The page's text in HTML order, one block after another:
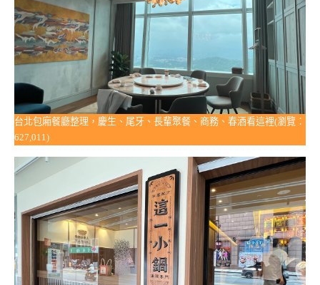
台北包廂餐廳整理，慶生、尾牙、長輩聚餐、商務、春酒看這裡(瀏覽：
627,011)